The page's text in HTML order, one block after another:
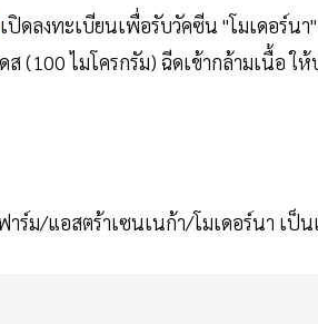
เปิดลงทะเบียนเพื่อรับวัคซีน "โมเดอร์น
(100 ไมโครกรัม) ฉีดเข้ากล้ามเนื้อ ใ
ร์ม/แอสตร้าเซนเนก้า/โมเดอร์นา เป็